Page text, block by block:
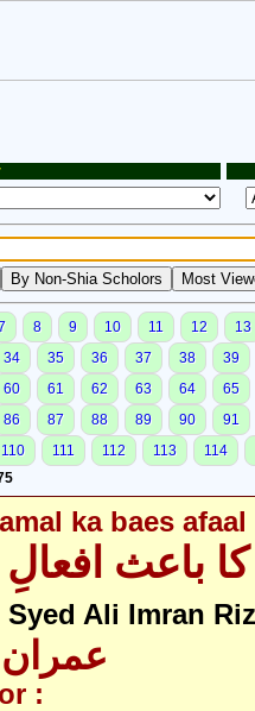
8 9 10 11 12
13
34 35 36 37 38
39
60 61 62 63 64
65
86 87 88 89 90
91
110 111 112 113
114
ka baes
باعث افعالِ
Syed Ali Imran
: